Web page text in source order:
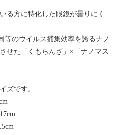
る方に特化した眼鏡が曇りにく
等のウイルス捕集効率を誇るナノ
せた「くもらんざ」×「ナノマス
ズです。